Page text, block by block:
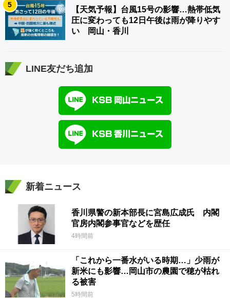
5
【天気予報】台風15号の影響…熱帯低気
圧に変わっても12日午後は雨が降りやす
い 岡山・香川
LINE友だち追加
新着ニュース
香川県警の新本部長に宮島広成氏 内閣
官房内閣参事官などを歴任
4時間前
「これから一番水がいる時期…」少雨が
新米にも影響…岡山市の農園で穂が枯れ
る被害
5時間前